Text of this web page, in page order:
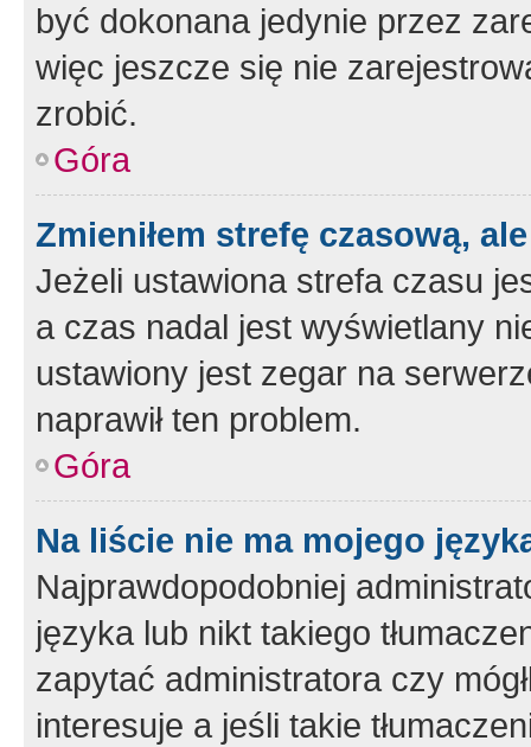
być dokonana jedynie przez
więc jeszcze się nie
zrobić.
Góra
Zmieniłem strefę czasową,
Jeżeli ustawiona strefa czasu
a czas nadal jest wyświetlany
ustawiony jest zegar na
naprawił ten problem.
Góra
Na liście nie ma mojego
Najprawdopodobniej
języka lub nikt takiego
zapytać administratora czy
interesuje a jeśli takie